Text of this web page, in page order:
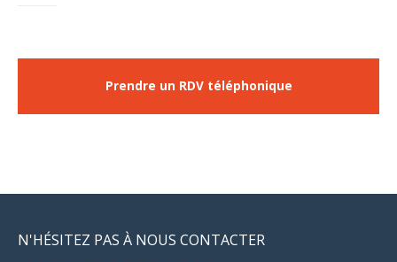
Cybersteel Inc.
376-293 City Road, Suite 600
Drop us a line
info@yourdomain.com
Prendre un RDV téléphonique
N'HÉSITEZ PAS À NOUS CONTACTER